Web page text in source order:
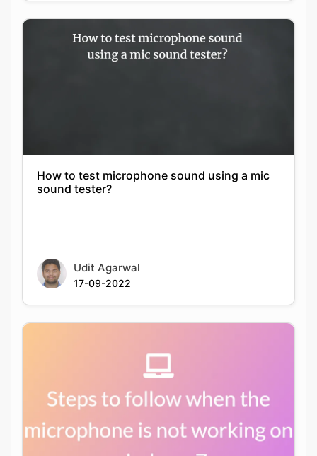
How to test microphone sound using a mic
sound tester?
Udit Agarwal
17-09-2022